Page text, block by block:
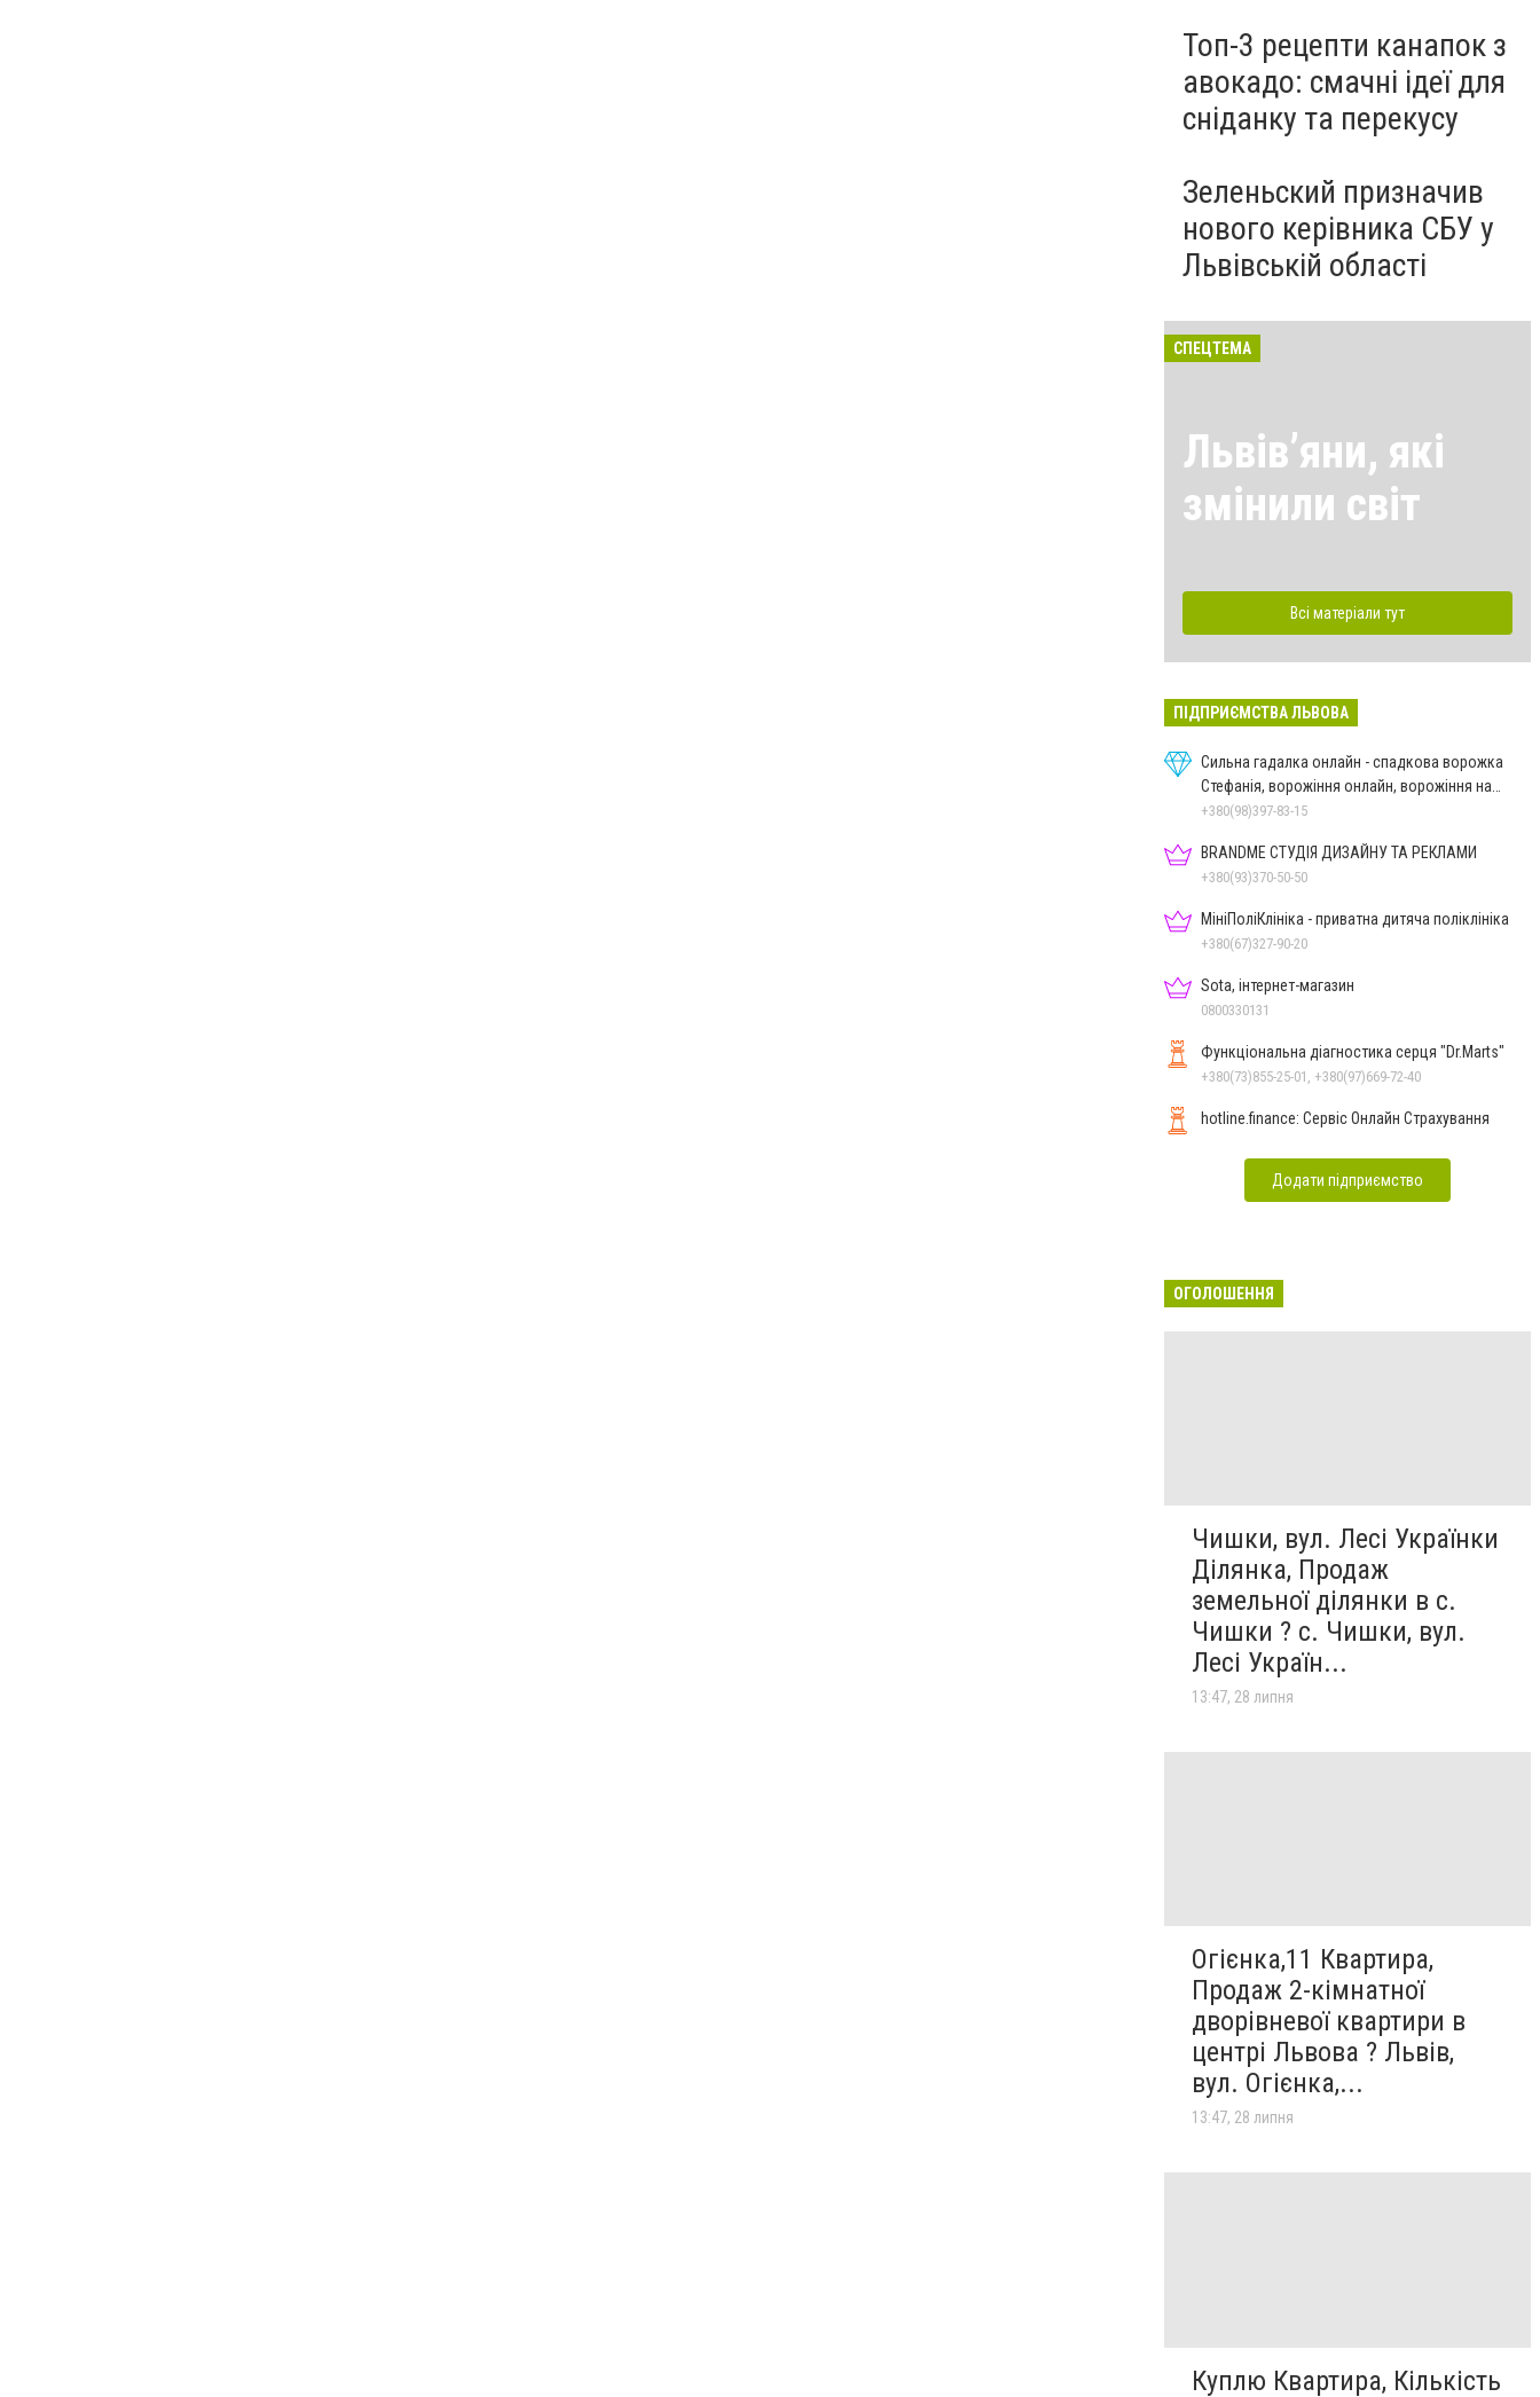
Топ-3 рецепти канапок з
авокадо: смачні ідеї для
сніданку та перекусу
Зеленьский призначив
нового керівника СБУ у
Львівській області
СПЕЦТЕМА
Львівʼяни, які
змінили світ
Всі матеріали тут
ПІДПРИЄМСТВА ЛЬВОВА
Сильна гадалка онлайн - спадкова ворожка
Стефанія, ворожіння онлайн, ворожіння на
картах Таро
+380(98)397-83-15
BRANDME СТУДІЯ ДИЗАЙНУ ТА РЕКЛАМИ
+380(93)370-50-50
МініПоліКлініка - приватна дитяча поліклініка
+380(67)327-90-20
Sota, інтернет-магазин
0800330131
Функціональна діагностика серця "Dr.Marts"
+380(73)855-25-01, +380(97)669-72-40
hotline.finance: Сервіс Онлайн Страхування
Додати підприємство
ОГОЛОШЕННЯ
Чишки, вул. Лесі Українки
Ділянка, Продаж
земельної ділянки в с.
Чишки ? с. Чишки, вул.
Лесі Україн...
13:47, 28 липня
Огієнка,11 Квартира,
Продаж 2-кімнатної
дворівневої квартири в
центрі Львова ? Львів,
вул. Огієнка,...
13:47, 28 липня
Куплю Квартира, Кількість